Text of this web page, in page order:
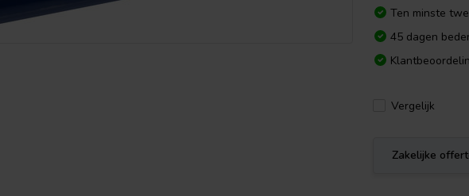
Ten minste
45 dagen
Vergelijk
Zakelijke